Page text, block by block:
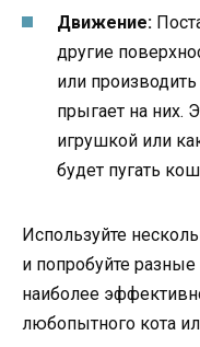
Движение:
другие
или
прыгает на
игрушкой или
будет пугать
Используйте
и попробуйте
наиболее
любопытного кота